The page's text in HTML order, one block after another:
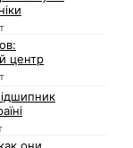
центр